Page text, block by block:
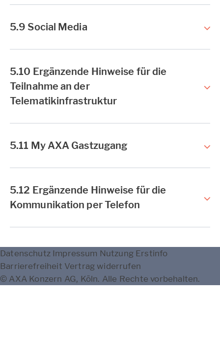
5.9 Social Media
5.10 Ergänzende Hinweise für die
Teilnahme an der
Telematikinfrastruktur
5.11 My AXA Gastzugang
5.12 Ergänzende Hinweise für die
Kommunikation per Telefon
Datenschutz Impressum Nutzung Erstinfo
Barrierefreiheit Vertrag widerrufen
© AXA Konzern AG, Köln. Alle Rechte vorbehalten.